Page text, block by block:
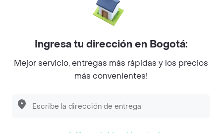
Sobre Rappi
Facebook
Twitter
Instagram
©2026Rappi Inc. All rights reserved.
Ingresa tu dirección en Bogotá:
Mejor servicio, entregas más rápidas y los precios
más convenientes!